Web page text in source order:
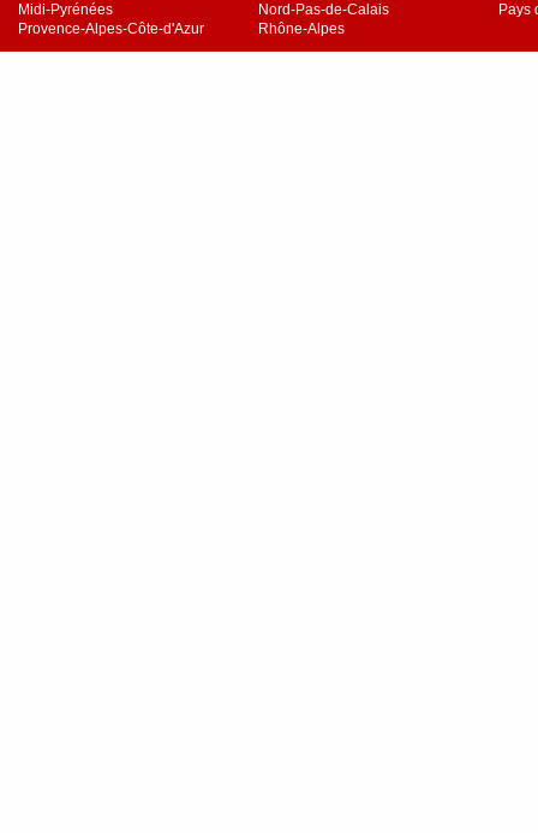
Midi-Pyrénées
Nord-Pas-de-Calais
Pays
Provence-Alpes-Côte-d'Azur
Rhône-Alpes